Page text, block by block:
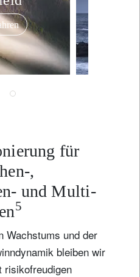
für
,
und Multi-
5
Wachstums und der
bleiben wir
risikofreudigen